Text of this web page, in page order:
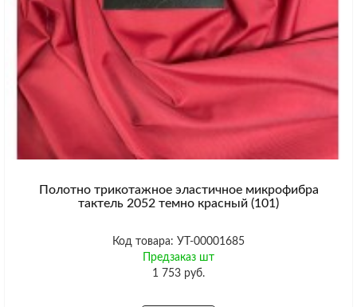
Полотно трикотажное эластичное микрофибра
тактель 2052 темно красный (101)
Код товара: УТ-00001685
Предзаказ шт
1 753 руб.